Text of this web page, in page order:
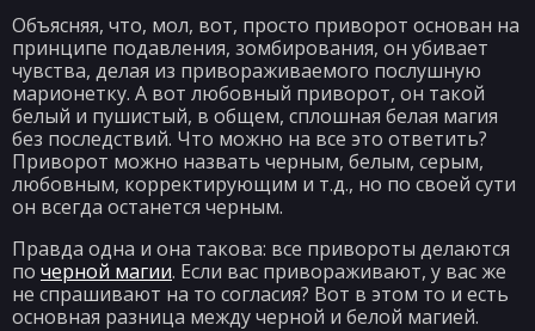
Объясняя, что, мол, вот, просто приворот основан на
принципе подавления, зомбирования, он убивает
чувства, делая из привораживаемого послушную
марионетку. А вот любовный приворот, он такой
белый и пушистый, в общем, сплошная белая магия
без последствий. Что можно на все это ответить?
Приворот можно назвать черным, белым, серым,
любовным, корректирующим и т.д., но по своей сути
он всегда останется черным.
Правда одна и она такова: все привороты делаются
по черной магии. Если вас привораживают, у вас же
не спрашивают на то согласия? Вот в этом то и есть
основная разница между черной и белой магией.